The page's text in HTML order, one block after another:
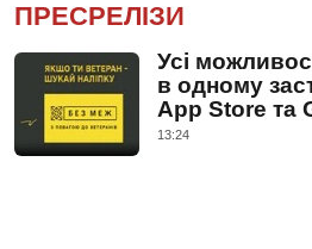
ПРЕСРЕЛІЗИ
Усі
в одному
App Store та
13:24